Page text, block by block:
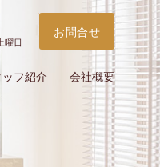
ッフ紹介 会社概要
曜日
お問合せ